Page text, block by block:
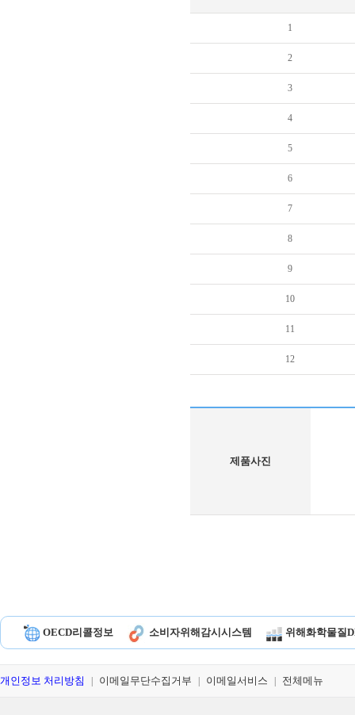
1
2
3
4
5
6
7
8
9
10
11
12
제품사진
OECD리콜정보 소비자위해감시시스템 위해화학물질
개인정보 처리방침 이메일무단수집거부 이메일서비스 전체메뉴